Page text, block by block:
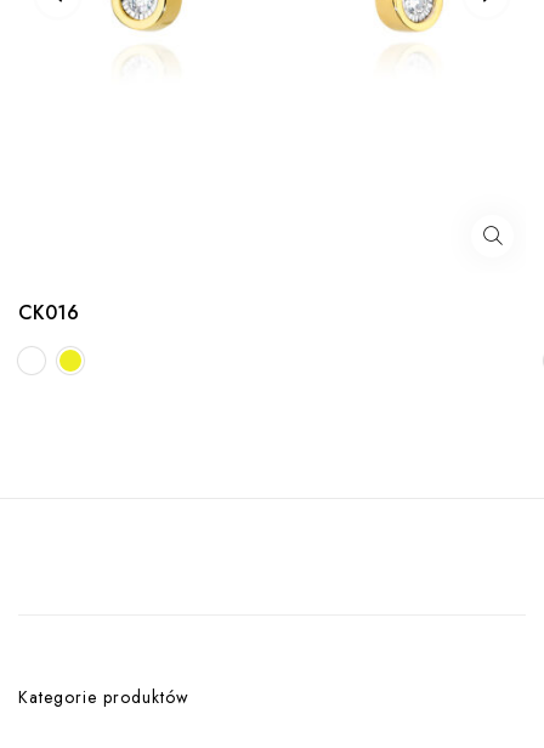
CK016
Kategorie produktów